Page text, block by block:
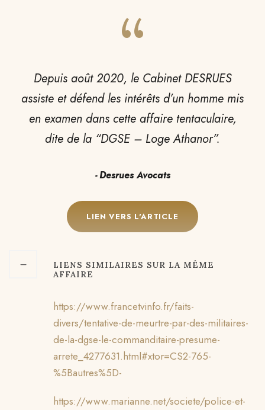
“
Depuis août 2020, le Cabinet DESRUES
assiste et défend les intérêts d’un homme mis
en examen dans cette affaire tentaculaire,
dite de la “DGSE – Loge Athanor”.
Desrues Avocats
LIEN VERS L'ARTICLE
LIENS SIMILAIRES SUR LA MÊME
AFFAIRE
https://www.francetvinfo.fr/faits-
divers/tentative-de-meurtre-par-des-militaires-
de-la-dgse-le-commanditaire-presume-
arrete_4277631.html#xtor=CS2-765-
%5Bautres%5D-
https://www.marianne.net/societe/police-et-